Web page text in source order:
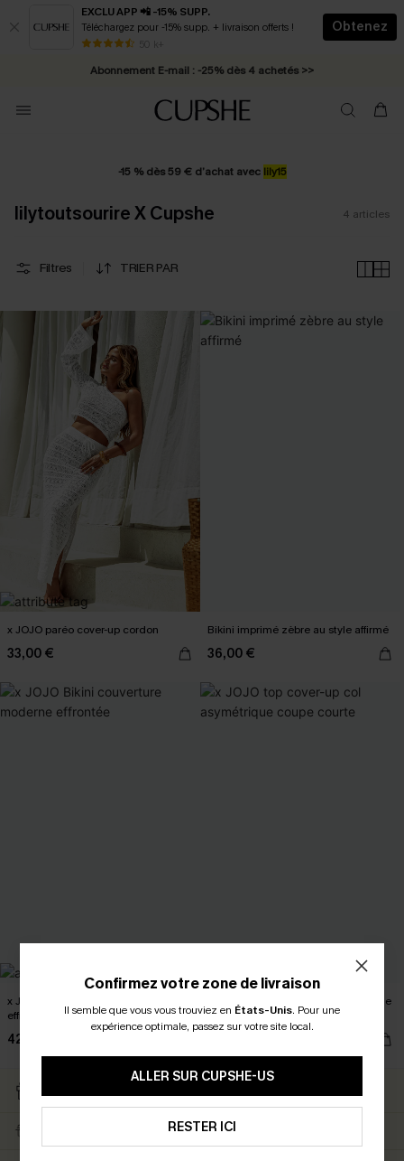
EXCLU APP 📲 -15% SUPP.
Téléchargez pour -15% supp. + livraison offerts !
50 k+
Obtenez
* Livraison éclair 2-3 jours ouvrés >>
Abonnement E-mail : -25% dès 4 achetés >>
-15 % dès 59 € d’achat avec lily15
lilytoutsourire X Cupshe 4 articles
Filtres TRIER PAR
x JOJO paréo cover-up cordon
33,00 €
Bikini imprimé zèbre au style affirmé
36,00 €
x JOJO Bikini couverture moderne
effrontée
42,00 €
x JOJO top cover-up col asymétrique
coupe courte
Confirmez votre zone de livraison
Il semble que vous vous trouviez en États-Unis. Pour une
expérience optimale, passez sur votre site local.
ALLER SUR CUPSHE-US
RESTER ICI
RETOURS GRATUITS
ABONNÉS